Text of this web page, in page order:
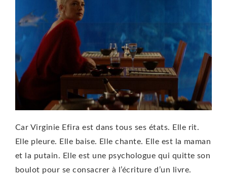
Car Virginie Efira est dans tous ses états. Elle rit.
Elle pleure. Elle baise. Elle chante. Elle est la maman
et la putain. Elle est une psychologue qui quitte son
boulot pour se consacrer à l’écriture d’un livre.